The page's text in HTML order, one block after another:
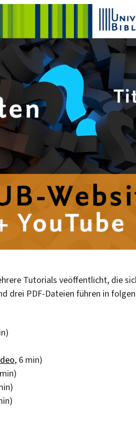
Tutorials veöffentlicht, die
drei PDF-Dateien führen in
, 6 min)